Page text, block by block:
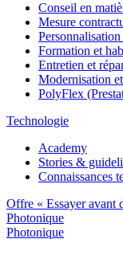
Conseil en
Mesure
Formation et
Entretien et
Modernisation
PolyFlex
Technologie
Academy
Stories &
Connaissances
Offre « Essayer avant
Photonique
Photonique